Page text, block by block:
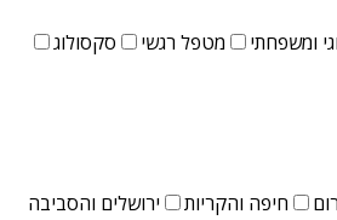
ומשפחתי מטפל רגשי
סקסולוג
חיפה והקריות ירושלים והסביבה